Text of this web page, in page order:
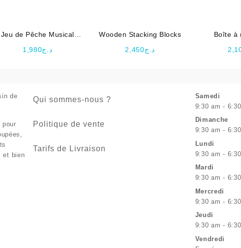
Jeu de Pêche Musical
د.ج1,980
Wooden Stacking Blocks
د.ج2,450
Boîte à
en
de
pour
et bien
Qui sommes-nous ?
Politique de vente
Tarifs de Livraison
Samedi
9:30 am -
Dimanche
9:30 am -
Lundi
9:30 am -
Mardi
9:30 am -
Mercredi
9:30 am -
Jeudi
9:30 am -
Vendredi